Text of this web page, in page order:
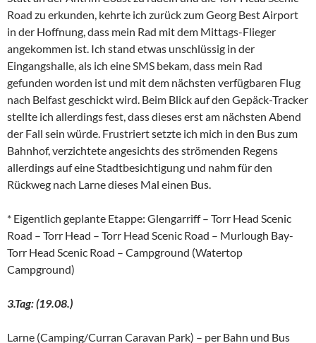
Road zu erkunden, kehrte ich zurück zum Georg Best Airport
in der Hoffnung, dass mein Rad mit dem Mittags-Flieger
angekommen ist. Ich stand etwas unschlüssig in der
Eingangshalle, als ich eine SMS bekam, dass mein Rad
gefunden worden ist und mit dem nächsten verfügbaren Flug
nach Belfast geschickt wird. Beim Blick auf den Gepäck-Tracker
stellte ich allerdings fest, dass dieses erst am nächsten Abend
der Fall sein würde. Frustriert setzte ich mich in den Bus zum
Bahnhof, verzichtete angesichts des strömenden Regens
allerdings auf eine Stadtbesichtigung und nahm für den
Rückweg nach Larne dieses Mal einen Bus.
* Eigentlich geplante Etappe: Glengarriff – Torr Head Scenic
Road – Torr Head – Torr Head Scenic Road – Murlough Bay-
Torr Head Scenic Road – Campground (Watertop
Campground)
3.Tag: (19.08.)
Larne (Camping/Curran Caravan Park) – per Bahn und Bus